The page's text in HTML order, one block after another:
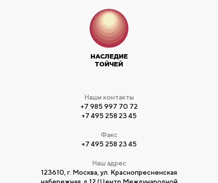
НАСЛЕДИЕ
ТОЙЧЕЙ
Наши контакты
+7 985 997 70 72
+7 495 258 23 45
Факс
+7 495 258 23 45
Наш адрес
123610, г. Москва, ул. Краснопресненская